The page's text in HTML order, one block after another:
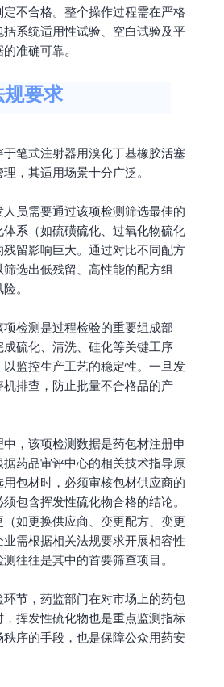
不合格。整个操作过程需在严格
系统适用性试验、空白试验及平
准确可靠。
要求
笔式注射器用溴化丁基橡胶活塞
，其适用场景十分广泛。
员需要通过该项检测筛选最佳的
系（如硫磺硫化、过氧化物硫化
留影响巨大。通过对比不同配方
选出低残留、高性能的配方组
。
检测是过程检验的重要组成部
硫化、清洗、硅化等关键工序
以监控生产工艺的稳定性。一旦发
排查，防止批量不合格品的产
，该项检测数据是药包材注册申
药品审评中心的相关技术指导原
包材时，必须审核包材供应商的
包含挥发性硫化物合格的结论。
如更换供应商、变更配方、变更
需根据相关法规要求开展相容性
往往是其中的首要筛查项目。
节，药监部门在对市场上的药包
挥发性硫化物也是重点监测指标
序的手段，也是保障公众用药安